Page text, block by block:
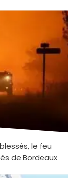
le feu
de Bordeaux